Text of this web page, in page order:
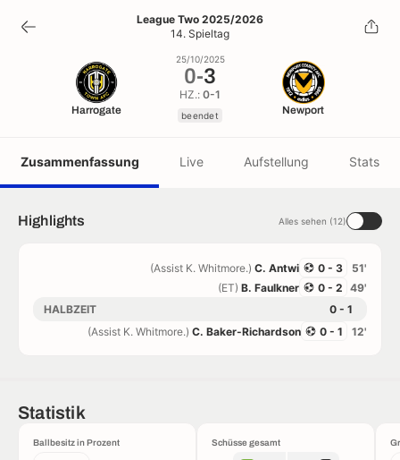
0-3
beendet
League Two 2025/2026
14. Spieltag
Harrogate
25/10/2025
0-3
HZ.: 0-1
beendet Newport
Zusammenfassung Live Aufstellung Stats
Highlights Alles sehen (12)
51'
0 - 3
(Assist K. Whitmore.) C. Antwi
49'
0 - 2
(ET) B. Faulkner
HALBZEIT
0 - 1
12'
0 - 1
(Assist K. Whitmore.) C. Baker-Richardson
Statistik
Ballbesitz in Prozent Schüsse gesamt